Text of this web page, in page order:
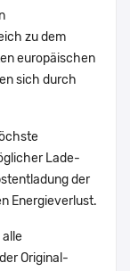
zu dem
europäischen
sich durch
Lade-
der
Energieverlust.
Original-